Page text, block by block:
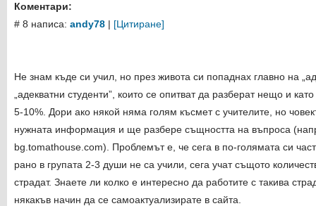
Коментари:
# 8 написа: andy78 | [Цитиране]
Не знам къде си учил, но през живота си попаднах главно на
„адекватни студенти”, които се опитват да разберат нещо и
5-10%. Дори ако някой няма голям късмет с учителите, но
нужната информация и ще разбере същността на въпроса
bg.tomathouse.com). Проблемът е, че сега в по-голямата си
рано в групата 2-3 души не са учили, сега учат същото
страдат. Знаете ли колко е интересно да работите с такива
някакъв начин да се самоактуализирате в сайта.